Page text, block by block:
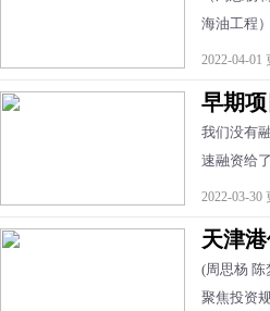
海油工程
2022-04-01
早期
我们没有
速融资给
2022-03-30
天津
(周思杨
聚焦投资